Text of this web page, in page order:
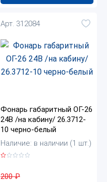
Арт. 312084
Фонарь габаритный ОГ-26
24В /на кабину/ 26.3712-
10 черно-белый
Наличие: в наличии (1 шт.)
200₽